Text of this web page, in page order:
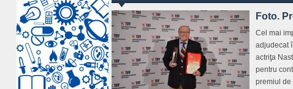
Foto.
Cel mai
adjudecat
actriţa
pentru
premiul de